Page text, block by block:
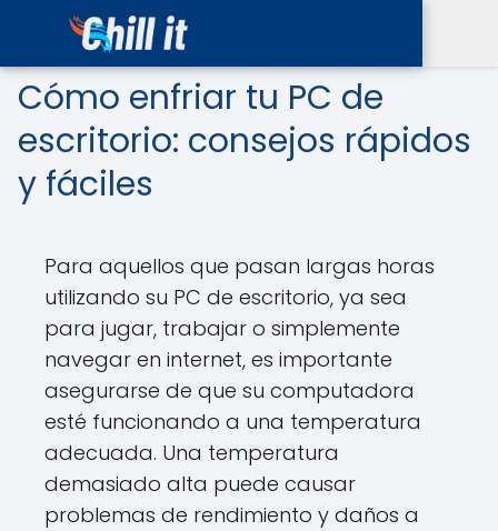
Cómo enfriar tu PC de
escritorio: consejos rápidos
y fáciles
Para aquellos que pasan largas horas
utilizando su PC de escritorio, ya sea
para jugar, trabajar o simplemente
navegar en internet, es importante
asegurarse de que su computadora
esté funcionando a una temperatura
adecuada. Una temperatura
demasiado alta puede causar
problemas de rendimiento y daños a